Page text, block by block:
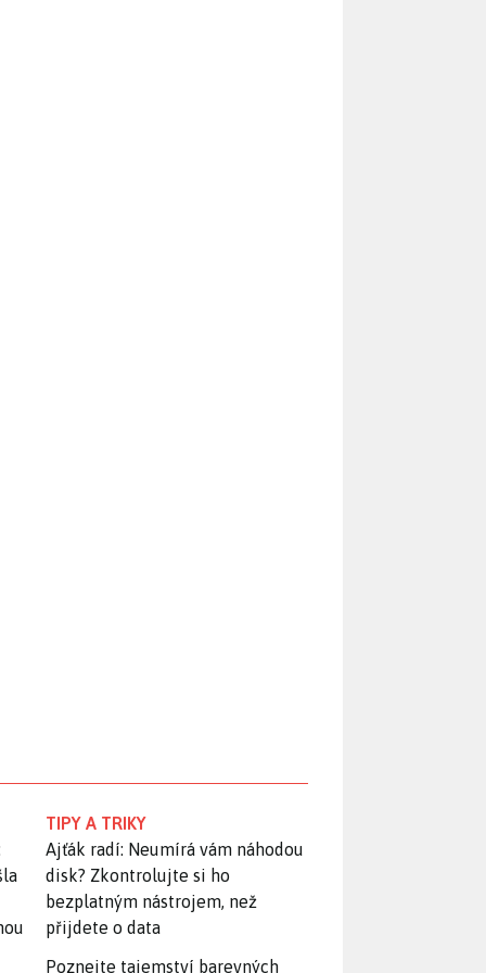
TIPY A TRIKY
Ajťák radí: Neumírá vám náhodou
disk? Zkontrolujte si ho
bezplatným nástrojem, než
přijdete o data
Poznejte tajemství barevných